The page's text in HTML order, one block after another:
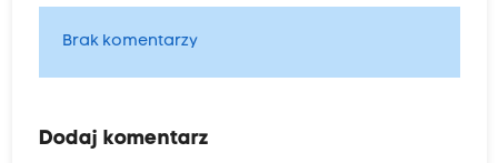
Brak komentarzy
Dodaj komentarz